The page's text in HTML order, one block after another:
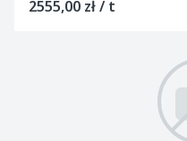
2555,00 zł / t